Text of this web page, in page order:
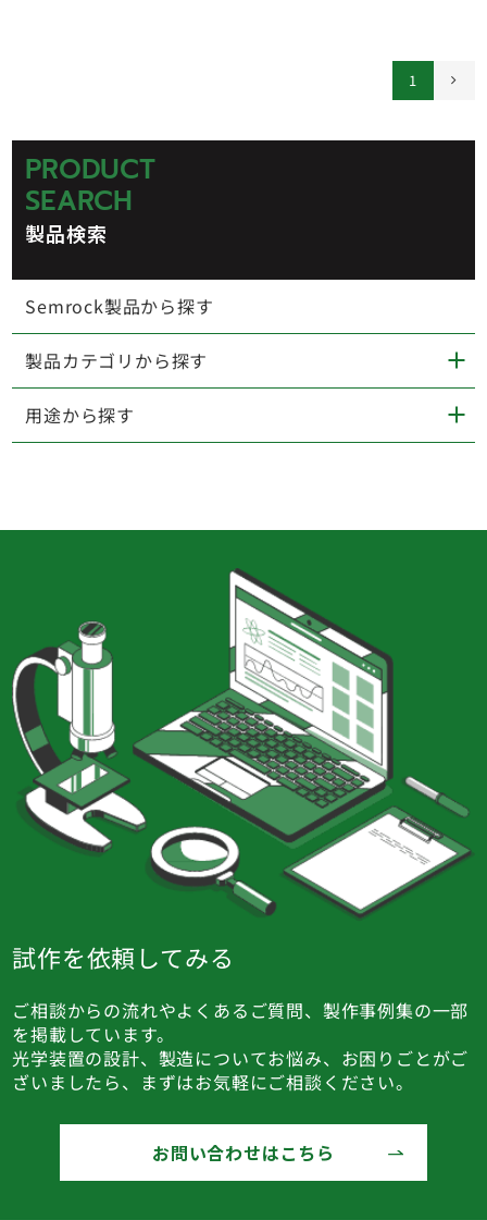
1
PRODUCT
SEARCH
製品検索
Semrock製品から探す
製品カテゴリから探す
用途から探す
試作を依頼してみる
ご相談からの流れやよくあるご質問、製作事例集の一部
を掲載しています。
光学装置の設計、製造についてお悩み、お困りごとがご
ざいましたら、まずはお気軽にご相談ください。
お問い合わせはこちら